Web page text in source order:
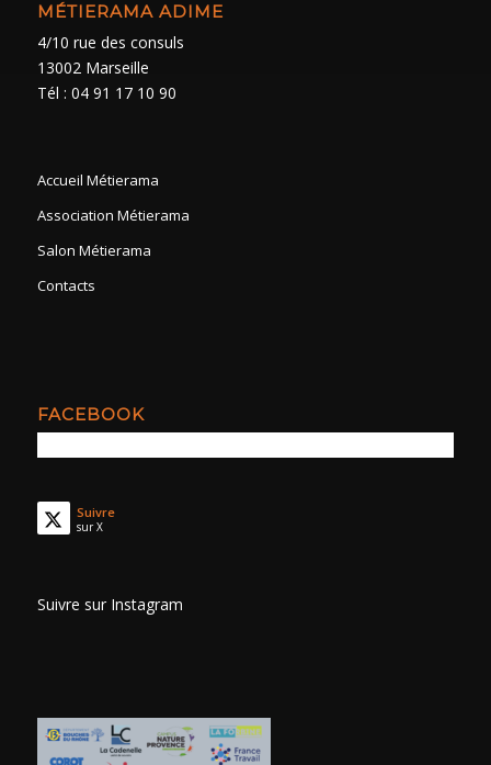
MÉTIERAMA ADIME
4/10 rue des consuls
13002 Marseille
Tél : 04 91 17 10 90
Accueil Métierama
Association Métierama
Salon Métierama
Contacts
FACEBOOK
Suivre
sur X
Suivre sur Instagram